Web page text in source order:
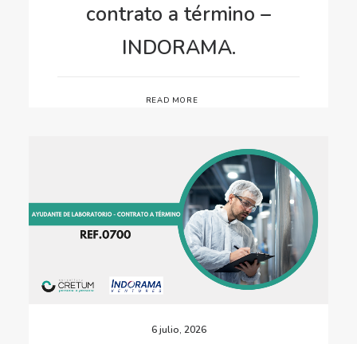
contrato a término –
INDORAMA.
READ MORE
6 julio, 2026